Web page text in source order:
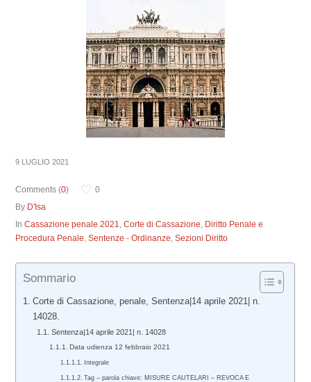
9 LUGLIO 2021
Comments (0)
0
By D'Isa
InCassazione penale 2021,Corte di Cassazione, Diritto Penale e
Procedura Penale,Sentenze - Ordinanze,Sezioni Diritto
Sommario
Corte di Cassazione, penale, Sentenza|14 aprile 2021| n.
14028.
Sentenza|14 aprile 2021| n. 14028
Data udienza 12 febbraio 2021
Integrale
Tag – parola chiave: MISURE CAUTELARI – REVOCA E